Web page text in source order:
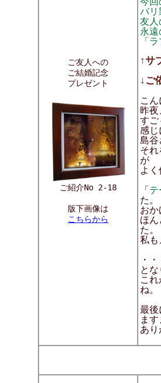
ご友人への
ご結婚記念
プレゼント
ご紹介No 2-18
版下画像は
こちらから
バ
友
永
「
↑サ
↓ご
こん
昨
すご
感じ
島谷
そ
が
よ
「 テ
た。
お
ほ
た。
私も
・
と
こ
ね。
最後
ま
あり